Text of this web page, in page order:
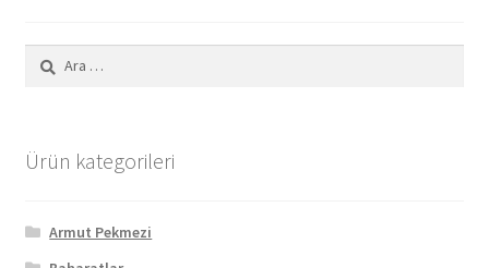
Arama:
Ürün kategorileri
Armut Pekmezi